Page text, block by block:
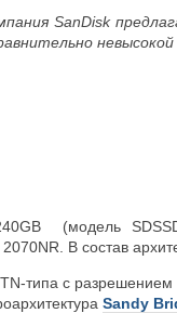
SanDisk
невысокой
(модель
В состав
типа с разрешением
Sandy